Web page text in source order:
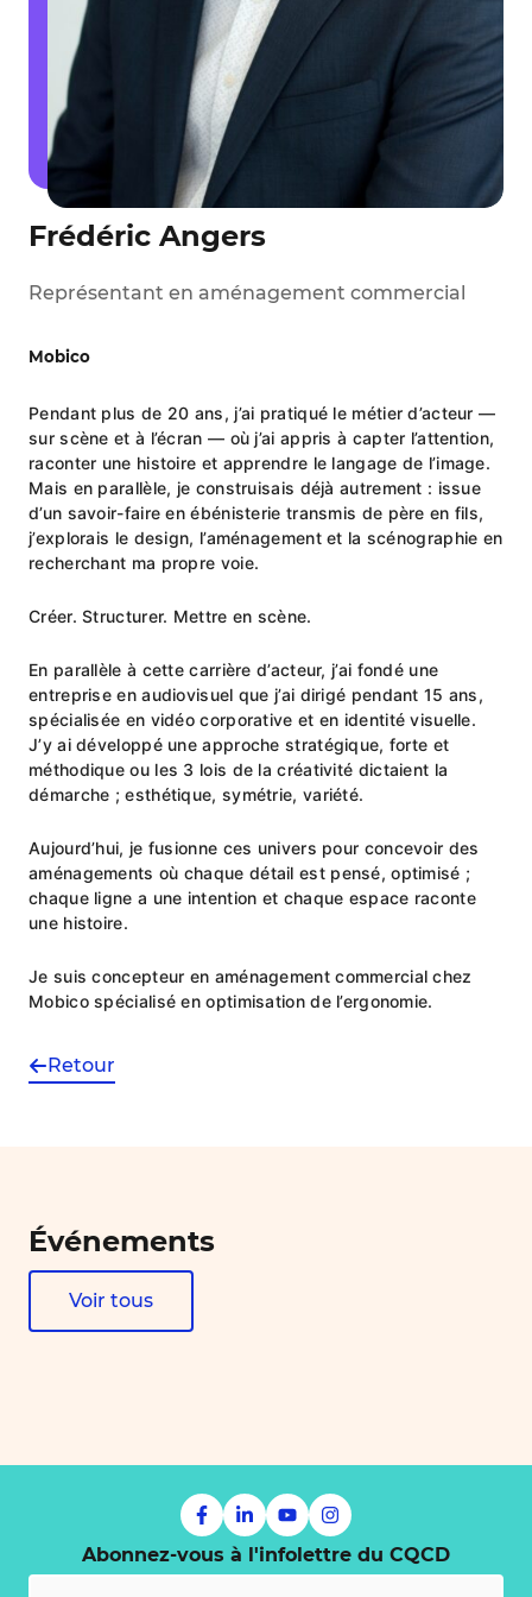
Frédéric Angers
Représentant en aménagement commercial
Mobico
Pendant plus de 20 ans, j’ai pratiqué le métier d’acteur —
sur scène et à l’écran — où j’ai appris à capter l’attention,
raconter une histoire et apprendre le langage de l’image.
Mais en parallèle, je construisais déjà autrement : issue
d’un savoir-faire en ébénisterie transmis de père en fils,
j’explorais le design, l’aménagement et la scénographie en
recherchant ma propre voie.
Créer. Structurer. Mettre en scène.
En parallèle à cette carrière d’acteur, j’ai fondé une
entreprise en audiovisuel que j’ai dirigé pendant 15 ans,
spécialisée en vidéo corporative et en identité visuelle.
J’y ai développé une approche stratégique, forte et
méthodique ou les 3 lois de la créativité dictaient la
démarche ; esthétique, symétrie, variété.
Aujourd’hui, je fusionne ces univers pour concevoir des
aménagements où chaque détail est pensé, optimisé ;
chaque ligne a une intention et chaque espace raconte
une histoire.
Je suis concepteur en aménagement commercial chez
Mobico spécialisé en optimisation de l’ergonomie.
Retour
Événements
Voir tous
Abonnez-vous à l'infolettre du CQCD